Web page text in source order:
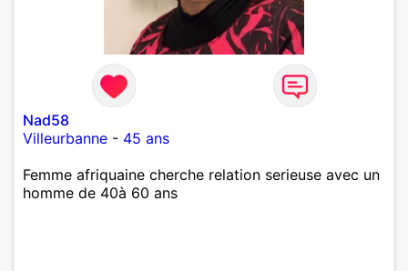
Nad58
Villeurbanne - 45 ans
Femme afriquaine cherche relation serieuse avec un
homme de 40à 60 ans